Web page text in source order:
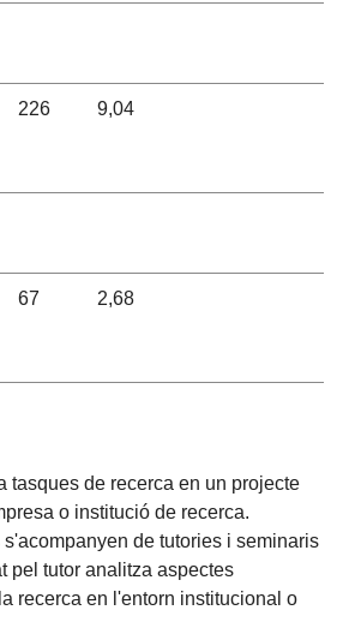
226 9,04
67 2,68
tasques de recerca en un projecte
o institució de recerca.
de tutories i seminaris
pel tutor analitza aspectes
recerca en l'entorn institucional o